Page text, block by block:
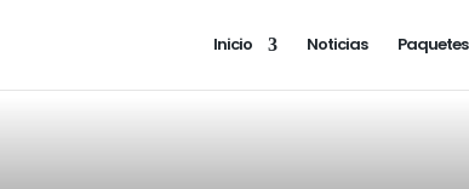
Inicio Noticias Paquetes